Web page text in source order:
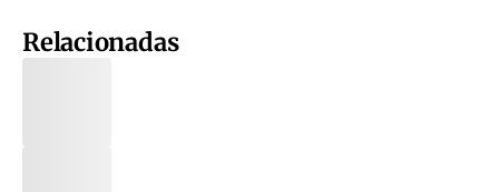
Relacionadas